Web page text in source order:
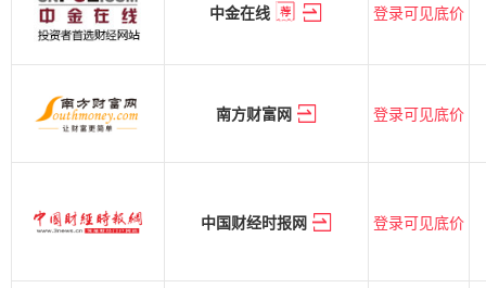
中金在线 登录可见底价
南方财富网 登录可见底价
中国财经时报网 登录可见底价